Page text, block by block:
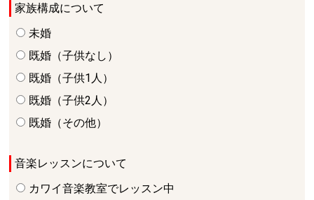
家族構成について
未婚
既婚（子供なし）
既婚（子供1人）
既婚（子供2人）
既婚（その他）
音楽レッスンについて
カワイ音楽教室でレッスン中